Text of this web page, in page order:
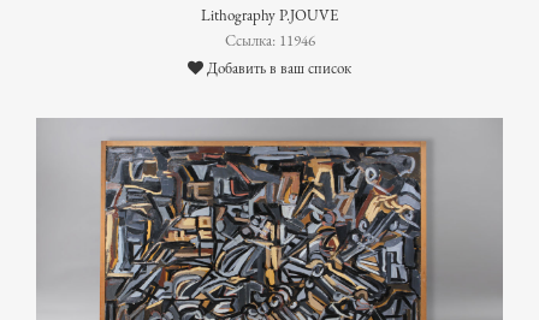
Lithography P.JOUVE
Ссылка: 11946
Добавить в ваш список